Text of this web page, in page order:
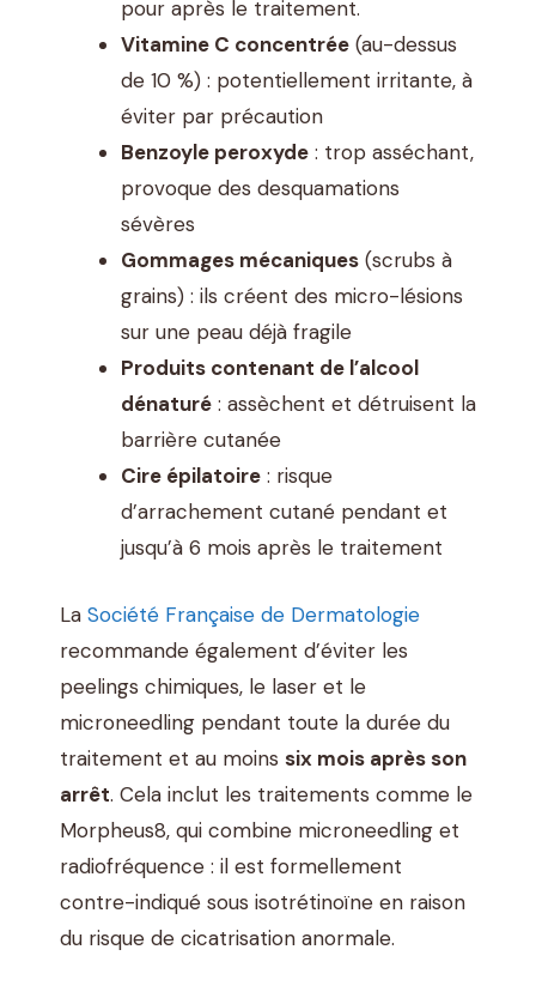
pour après le traitement.
Vitamine C concentrée (au-dessus
de 10 %) : potentiellement irritante, à
éviter par précaution
Benzoyle peroxyde : trop asséchant,
provoque des desquamations
sévères
Gommages mécaniques (scrubs à
grains) : ils créent des micro-lésions
sur une peau déjà fragile
Produits contenant de l’alcool
dénaturé : assèchent et détruisent la
barrière cutanée
Cire épilatoire : risque
d’arrachement cutané pendant et
jusqu’à 6 mois après le traitement
La Société Française de Dermatologie
recommande également d’éviter les
peelings chimiques, le laser et le
microneedling pendant toute la durée du
traitement et au moins six mois après son
arrêt. Cela inclut les traitements comme le
Morpheus8, qui combine microneedling et
radiofréquence : il est formellement
contre-indiqué sous isotrétinoïne en raison
du risque de cicatrisation anormale.